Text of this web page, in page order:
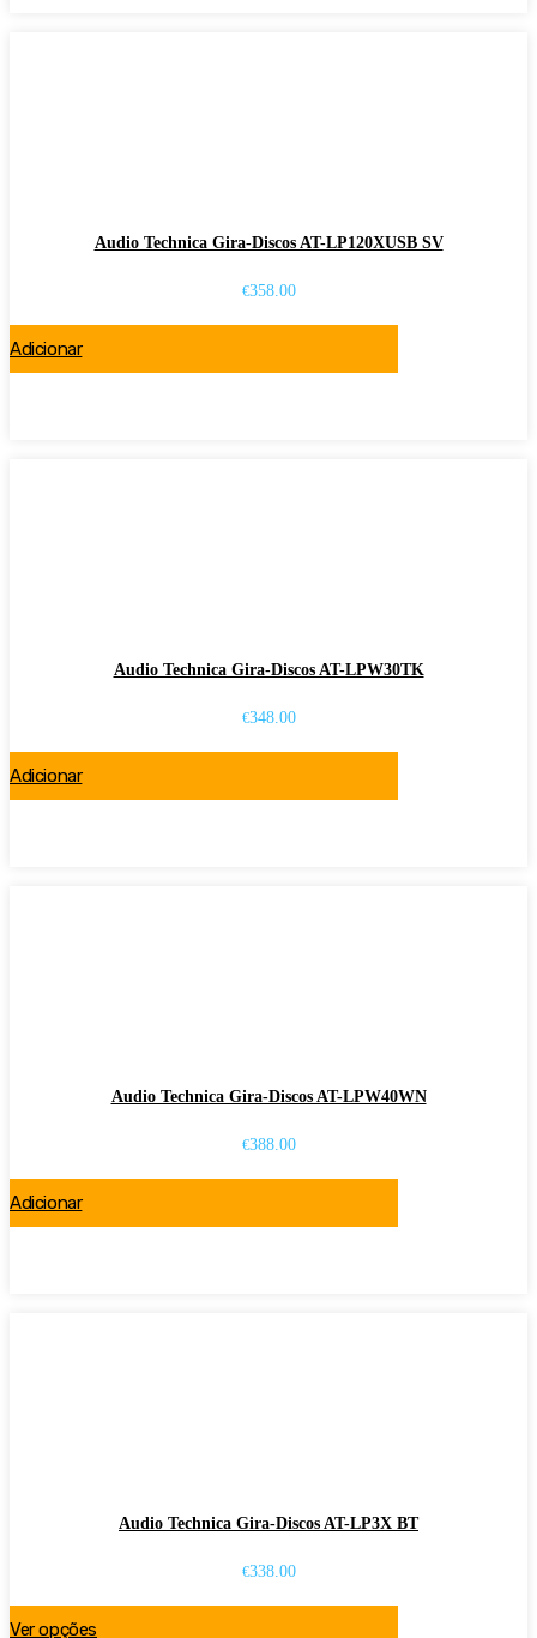
Audio Technica Gira-Discos AT-LP120XUSB SV
€358.00
Adicionar
Audio Technica Gira-Discos AT-LPW30TK
€348.00
Adicionar
Audio Technica Gira-Discos AT-LPW40WN
€388.00
Adicionar
Audio Technica Gira-Discos AT-LP3X BT
€338.00
Ver opções